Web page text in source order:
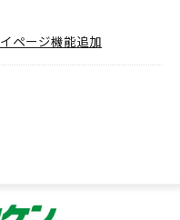
ページ機能追加